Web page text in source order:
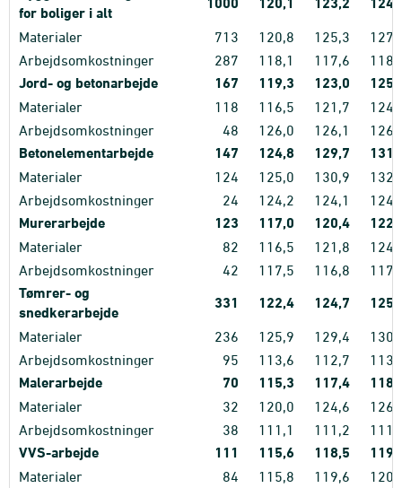
for boliger i alt
Materialer 713 120,8 125,3
Arbejdsomkostninger
287 118,1 117,6
Jord- og betonarbejde 167 119,3 123,0
Materialer 118 116,5 121,7
Arbejdsomkostninger
48 126,0 126,1
Betonelementarbejde 147 124,8 129,7
Materialer 124 125,0 130,9
Arbejdsomkostninger
24 124,2 124,1
Murerarbejde 123 117,0 120,4
Materialer 82 116,5 121,8
Arbejdsomkostninger
42 117,5 116,8
Tømrer- og
snedkerarbejde
331 122,4 124,7
Materialer 236 125,9 129,4
Arbejdsomkostninger
95 113,6 112,7
Malerarbejde 70 115,3 117,4
Materialer 32 120,0 124,6
Arbejdsomkostninger
38 111,1 111,2
VVS-arbejde 111 115,6 118,5
Materialer 84 115,8 119,6